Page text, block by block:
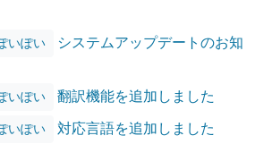
いぽい
システムアップデートのお知
いぽい 翻訳機能を追加しました
いぽい 対応言語を追加しました